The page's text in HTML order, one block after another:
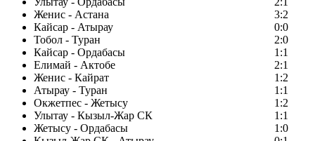
Женис - Астана
3:2
Кайсар - Атырау
0:0
Тобол - Туран
2:0
Кайсар - Ордабасы
1:1
Елимай - Актобе
2:1
Женис - Кайрат
1:2
Атырау - Туран
1:1
Окжетпес - Жетысу
1:2
Улытау - Кызыл-Жар СК
1:1
Жетысу - Ордабасы
1:0